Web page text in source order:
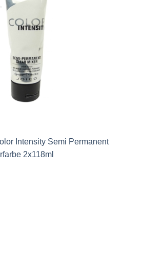
Intensity Semi Permanent
2x118ml